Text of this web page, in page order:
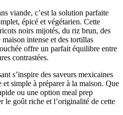
viande, c’est la solution parfaite
épicé et végétarien. Cette
noirs mijotés, du riz brun, des
intense et des tortillas
offre un parfait équilibre entre
contrastées.
s’inspire des saveurs mexicaines
et simple à préparer à la maison. Que
ou une option meal prep
le goût riche et l’originalité de cette